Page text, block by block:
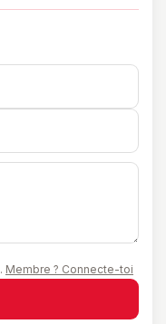
Membre ? Connecte-toi